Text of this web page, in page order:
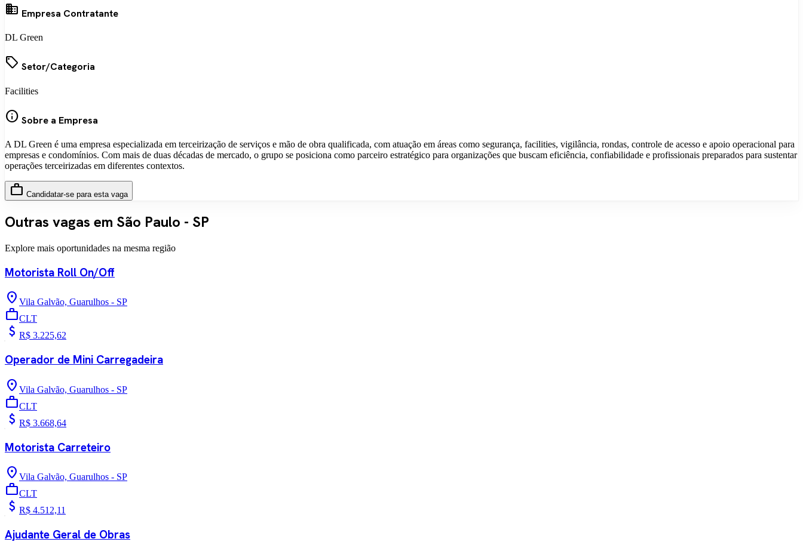
business Empresa Contratante
DL Green
local_offer Setor/Categoria
Facilities
info Sobre a Empresa
A DL Green é uma empresa especializada em terceirização de serviços e mão de obra qualificada, com atuação em áreas como segurança, facilities, vigilância, rondas, controle de acesso e apoio operacional para
empresas e condomínios. Com mais de duas décadas de mercado, o grupo se posiciona como parceiro estratégico para organizações que buscam eficiência, confiabilidade e profissionais preparados para sustentar
operações terceirizadas em diferentes contextos.
work Candidatar-se para esta vaga
Outras vagas em São Paulo - SP
Explore mais oportunidades na mesma região
Motorista Roll On/Off
location_on Vila Galvão, Guarulhos - SP
workCLT
attach_money R$ 3.225,62
Operador de Mini Carregadeira
location_on Vila Galvão, Guarulhos - SP
workCLT
attach_money R$ 3.668,64
Motorista Carreteiro
location_on Vila Galvão, Guarulhos - SP
workCLT
attach_money R$ 4.512,11
Ajudante Geral de Obras